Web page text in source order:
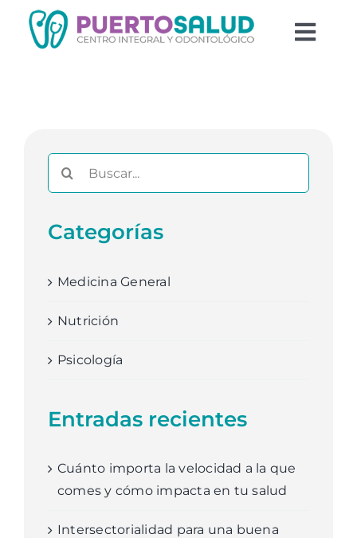
Saltar
Categorías
Medicina General
Nutrición
Psicología
Entradas recientes
Cuánto importa la velocidad a la que
comes y cómo impacta en tu salud
Intersectorialidad para una buena